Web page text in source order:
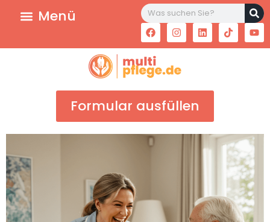
Formular ausfüllen